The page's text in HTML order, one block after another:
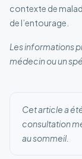
contexte de
de l’entourage.
Les informations
médecin ou un
Cet article a
consultation
au sommeil.